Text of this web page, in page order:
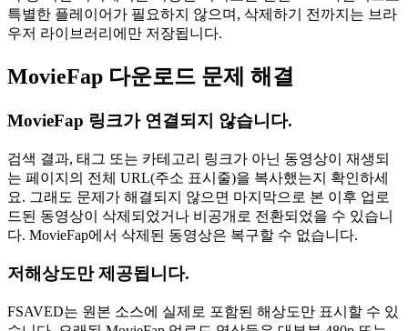
특별한 플레이어가 필요하지 않으며, 삭제하기 전까지는 브라
우저 라이브러리에만 저장됩니다.
MovieFap 다운로드 문제 해결
MovieFap 링크가 연결되지 않습니다.
검색 결과, 태그 또는 카테고리 링크가 아닌 동영상이 재생되
는 페이지의 전체 URL(주소 표시줄)을 복사했는지 확인하세
요. 그래도 문제가 해결되지 않으면 마지막으로 본 이후 업로
드된 동영상이 삭제되었거나 비공개로 전환되었을 수 있습니
다. MovieFap에서 삭제된 동영상은 복구할 수 없습니다.
저해상도만 제공됩니다.
FSAVED는 원본 소스에 실제로 포함된 해상도만 표시할 수 있